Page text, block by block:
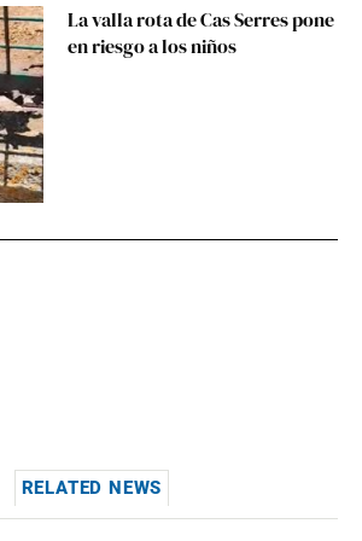
La valla rota de Cas Serres pone
en riesgo a los niños
RELATED NEWS